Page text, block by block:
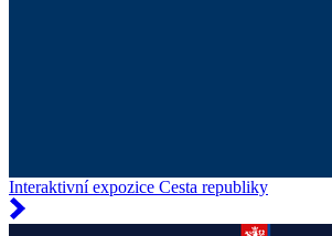
Interaktivní expozice Cesta republiky